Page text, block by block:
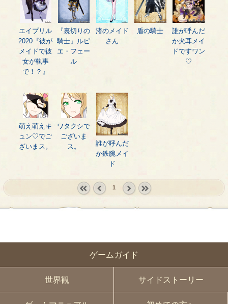
ゲームガイド
世界観 サイドストーリー
エイプリル
2020『彼が
メイドで彼
女が執事
で！？』
『裏切りの
騎士』ルピ
エ・フェー
ル
渚のメイド
さん
盾の騎士
誰が呼んだ
か犬耳メイ
ドですワン
♡
萌え萌えキ
ュン♡でご
ざいまス。
ワタクシで
ございま
ス。
誰が呼んだ
か鉄腕メイ
ド
1